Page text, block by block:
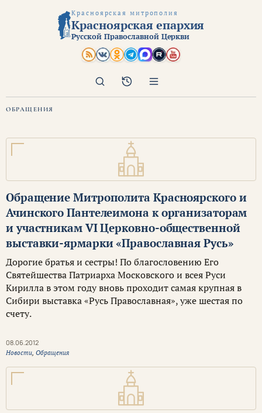
Красноярская митрополия
Красноярская епархия
Русской Православной Церкви
Архив
Поиск
ОБРАЩЕНИЯ
Обращение Митрополита Красноярского и
Ачинского Пантелеимона к организаторам
и участникам VI Церковно-общественной
выставки-ярмарки «Православная Русь»
Дорогие братья и сестры! По благословению Его
Святейшества Патриарха Московского и всея Руси
Кирилла в этом году вновь проходит самая крупная в
Сибири выставка «Русь Православная», уже шестая по
счету.
08.06.2012
Новости, Обращения